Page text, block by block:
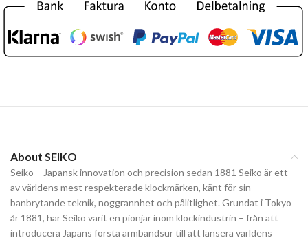
About SEIKO
Seiko – Japansk innovation och precision sedan 1881 Seiko är ett
av världens mest respekterade klockmärken, känt för sin
banbrytande teknik, noggrannhet och pålitlighet. Grundat i Tokyo
år 1881, har Seiko varit en pionjär inom klockindustrin – från att
introducera Japans första armbandsur till att lansera världens